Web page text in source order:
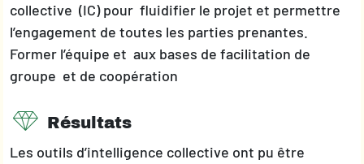
collective (IC) pour fluidifier le projet et permettre
l’engagement de toutes les parties prenantes.
Former l’équipe et aux bases de facilitation de
groupe et de coopération
Résultats
Les outils d’intelligence collective ont pu être